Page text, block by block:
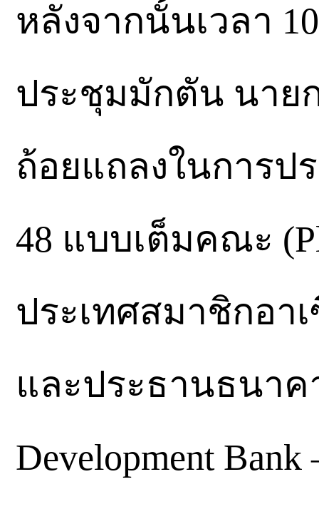
หลังจากนั้นเวลา
ประชุมมักตัน นาย
ถ้อยแถลงในการป
48 แบบเต็มคณะ
ประเทศสมาชิกอา
และประธานธนาค
Development